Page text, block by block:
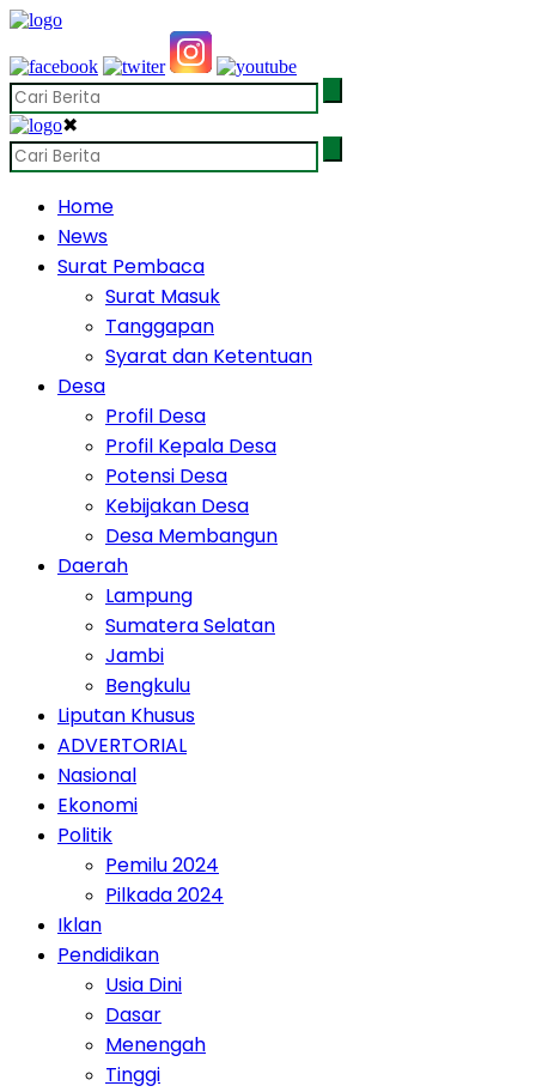
✖
Home
News
Surat Pembaca
Surat Masuk
Tanggapan
Syarat dan Ketentuan
Desa
Profil Desa
Profil Kepala Desa
Potensi Desa
Kebijakan Desa
Desa Membangun
Daerah
Lampung
Sumatera Selatan
Jambi
Bengkulu
Liputan Khusus
ADVERTORIAL
Nasional
Ekonomi
Politik
Pemilu 2024
Pilkada 2024
Iklan
Pendidikan
Usia Dini
Dasar
Menengah
Tinggi